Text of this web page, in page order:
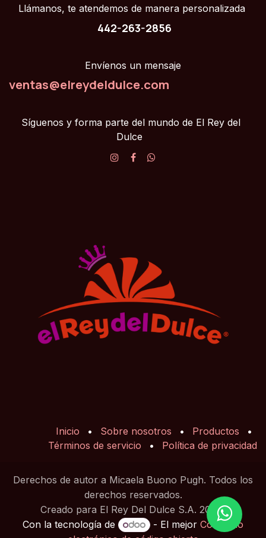
Llámanos, te atendemos de manera personalizada
442-263-2856
Envíenos un mensaje
ventas@elreydeldulce.com
Síguenos y forma parte del mundo de El Rey del
Dulce
Inicio • Sobre nosotros • Productos
•
Términos de servicio
• Política de privacidad
Derechos de autor a Micaela Buono Pugh. Todos los
derechos reservados.
Creado para El Rey Del Dulce S.A. 2025
Con la tecnología de
- El mejorComercio